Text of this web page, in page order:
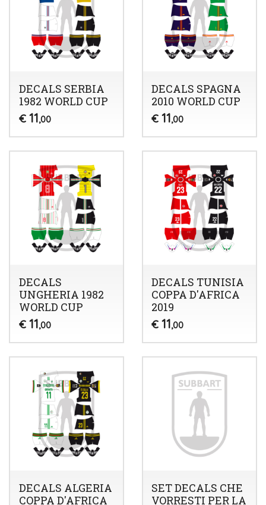
DECALS SERBIA
1982 WORLD CUP
€ 11,00
DECALS SPAGNA
2010 WORLD CUP
€ 11,00
DECALS
UNGHERIA 1982
WORLD CUP
€ 11,00
DECALS TUNISIA
COPPA D'AFRICA
2019
€ 11,00
DECALS ALGERIA
COPPA D'AFRICA
SET DECALS CHE
VORRESTI PER LA